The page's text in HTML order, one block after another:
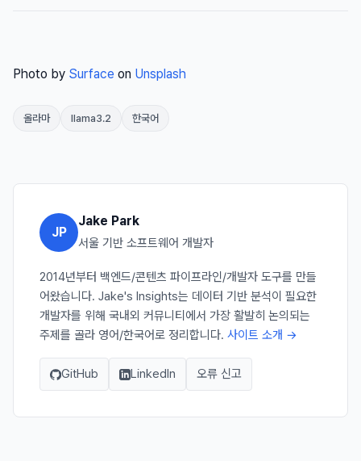
Photo by Surface on Unsplash
올라마 llama3.2 한국어
JP
Jake Park
서울 기반 소프트웨어 개발자
2014년부터 백엔드/콘텐츠 파이프라인/개발자 도구를 만들
어왔습니다. Jake's Insights는 데이터 기반 분석이 필요한
개발자를 위해 국내외 커뮤니티에서 가장 활발히 논의되는
주제를 골라 영어/한국어로 정리합니다. 사이트 소개 →
GitHub LinkedIn 오류 신고